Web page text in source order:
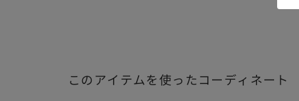
このアイテムを使ったコーディネート